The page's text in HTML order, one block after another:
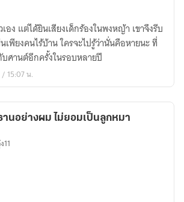
อง แต่ได้ยินเสียงเด็กร้องในพงหญ้า เขาจึงรีบ
เพียงคนไร้บ้าน ใครจะไปรู้ว่านั่นคือหายนะ ที่
บศานต์อีกครั้งในรอบหลายปี
15:07 น.
านอย่างผม ไม่ยอมเป็นลูกหมา
11